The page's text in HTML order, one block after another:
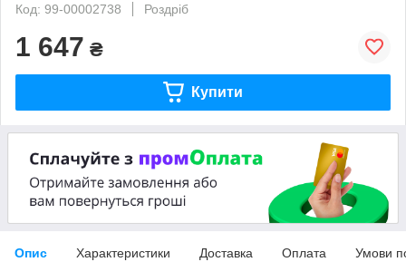
Код: 99-00002738
Роздріб
1 647 ₴
Купити
Опис Характеристики Доставка Оплата Умови